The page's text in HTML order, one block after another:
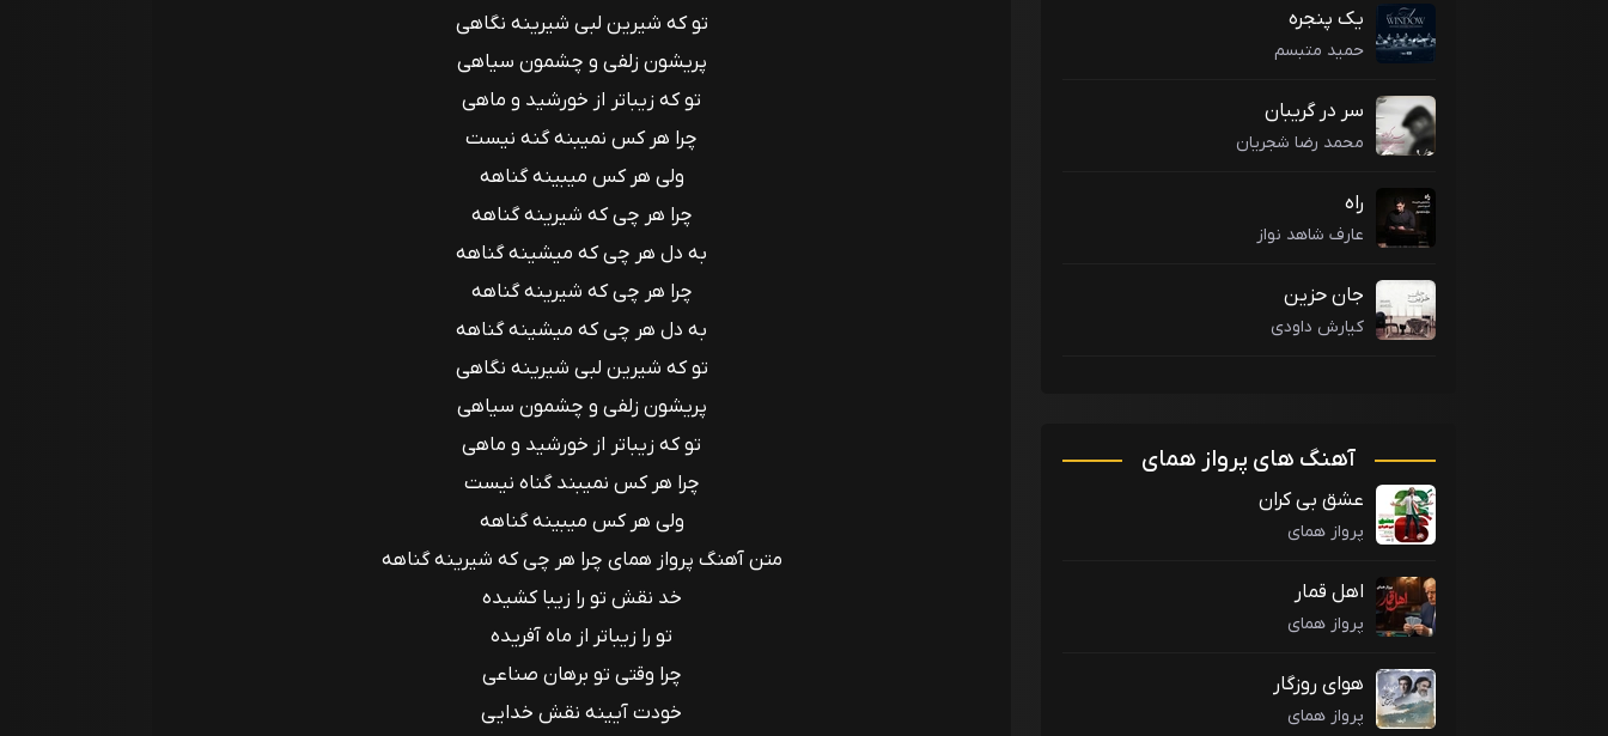
یک پنجره
حمید متبسم
سر در گریبان
محمد رضا شجریان
راه
عارف شاهد نواز
جان حزین
کیارش داودی
آهنگ های پرواز همای
عشق بی کران
پرواز همای
اهل قمار
پرواز همای
هوای روزگار
پرواز همای
تو که شیرین لبی شیرینه نگاهی
پریشون زلفی و چشمون سیاهی
تو که زیباتر از خورشید و ماهی
چرا هر کس نمیبنه گنه نیست
ولی هر کس میبینه گناهه
چرا هر چی که شیرینه گناهه
به دل هر چی که میشینه گناهه
چرا هر چی که شیرینه گناهه
به دل هر چی که میشینه گناهه
تو که شیرین لبی شیرینه نگاهی
پریشون زلفی و چشمون سیاهی
تو که زیباتر از خورشید و ماهی
چرا هر کس نمیبند گناه نیست
ولی هر کس میبینه گناهه
متن آهنگ پرواز همای چرا هر چی که شیرینه گناهه
خد نقش تو را زیبا کشیده
تو را زیباتر از ماه آفریده
چرا وقتی تو برهان صناعی
خودت آیینه نقش خدایی